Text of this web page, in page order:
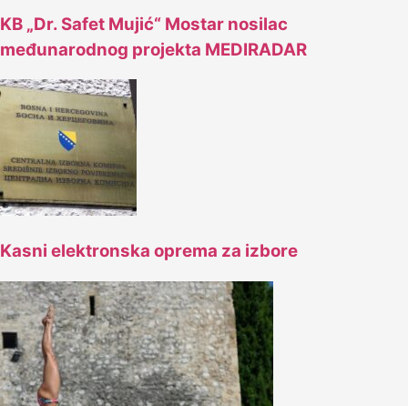
KB „Dr. Safet Mujić“ Mostar nosilac
međunarodnog projekta MEDIRADAR
Kasni elektronska oprema za izbore